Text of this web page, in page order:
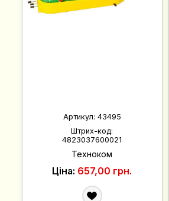
Артикул: 43495
Штрих-код:
4823037600021
Техноком
Ціна: 657,00 грн.